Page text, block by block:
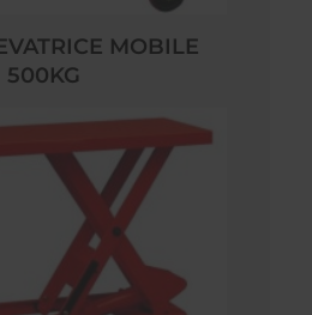
MOBILE
500KG